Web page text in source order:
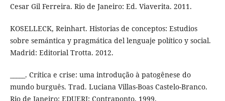
Cesar Gil Ferreira. Rio de Janeiro: Ed. Viaverita. 2011.
KOSELLECK, Reinhart. Historias de conceptos: Estudios
sobre semántica y pragmática del lenguaje político y social.
Madrid: Editorial Trotta. 2012.
_____. Crítica e crise: uma introdução à patogênese do
mundo burguês. Trad. Luciana Villas-Boas Castelo-Branco.
Rio de Janeiro: EDUERJ: Contraponto. 1999.